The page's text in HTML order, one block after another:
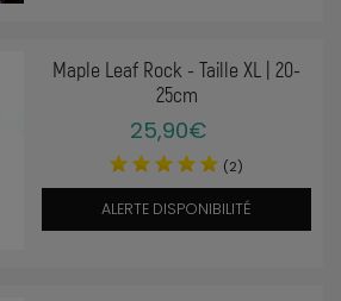
Maple Leaf Rock - Taille XL | 20-
25cm
25,90€
(2)
ALERTE DISPONIBILITÉ